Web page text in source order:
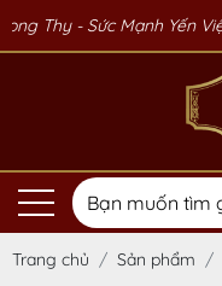
Mạnh Yến Việt
Trang chủ Sản phẩm